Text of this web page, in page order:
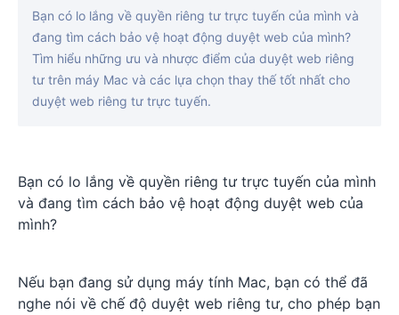
Bạn có lo lắng về quyền riêng tư trực tuyến của mình và
đang tìm cách bảo vệ hoạt động duyệt web của mình?
Tìm hiểu những ưu và nhược điểm của duyệt web riêng
tư trên máy Mac và các lựa chọn thay thế tốt nhất cho
duyệt web riêng tư trực tuyến.
Bạn có lo lắng về quyền riêng tư trực tuyến của mình
và đang tìm cách bảo vệ hoạt động duyệt web của
mình?
Nếu bạn đang sử dụng máy tính Mac, bạn có thể đã
nghe nói về chế độ duyệt web riêng tư, cho phép bạn